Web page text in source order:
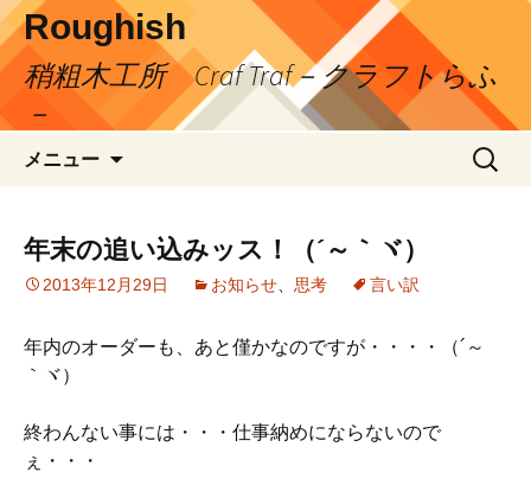
コ
ン
テ
ツ
ス
Roughish
稍粗木工所 Craf Traf－クラフトらふ
－
メニュー
検
索:
年末の追い込みッス！（´～｀ヾ）
2013年12月29日 お知らせ 思考 言い訳
年内のオーダーも、あと僅かなのですが・・・・（´～
｀ヾ）
終わんない事には・・・仕事納めにならないので
ぇ・・・